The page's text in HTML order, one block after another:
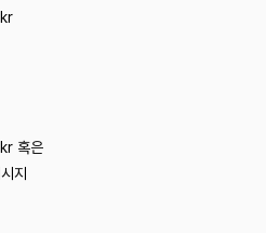
혹은
지